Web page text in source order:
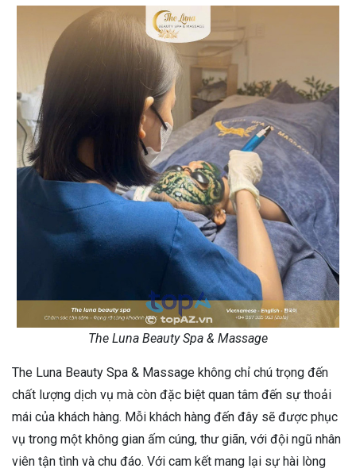
The Luna Beauty Spa & Massage
The Luna Beauty Spa & Massage không chỉ chú trọng đến
chất lượng dịch vụ mà còn đặc biệt quan tâm đến sự thoải
mái của khách hàng. Mỗi khách hàng đến đây sẽ được phục
vụ trong một không gian ấm cúng, thư giãn, với đội ngũ nhân
viên tận tình và chu đáo. Với cam kết mang lại sự hài lòng